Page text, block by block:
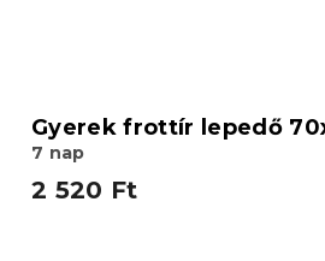
Gyerek frottír lepedő
7 nap
2 520 Ft